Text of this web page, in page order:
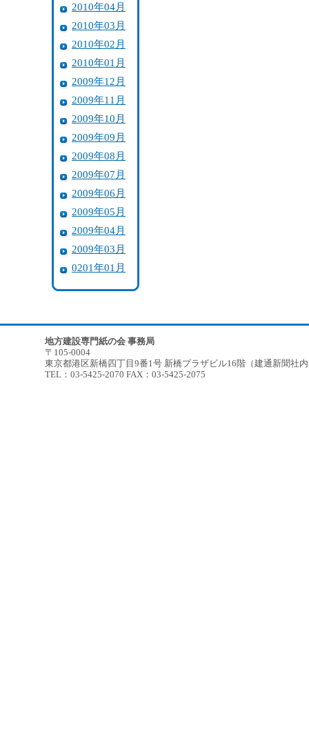
2010年04月
2010年03月
2010年02月
2010年01月
2009年12月
2009年11月
2009年10月
2009年09月
2009年08月
2009年07月
2009年06月
2009年05月
2009年04月
2009年03月
0201年01月
地方建設専門紙の会 事務局
〒105-0004
東京都港区新橋四丁目9番1号 新橋プラザビル16階（建通新聞社
TEL：03-5425-2070 FAX：03-5425-2075